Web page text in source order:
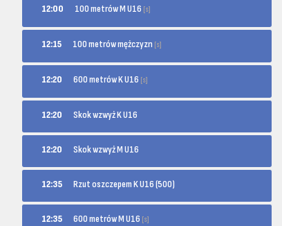
12:00 100 metrów M U16 [s]
12:15 100 metrów mężczyzn [s]
12:20 600 metrów K U16 [s]
12:20 Skok wzwyż K U16
12:20 Skok wzwyż M U16
12:35 Rzut oszczepem K U16 (500)
12:35 600 metrów M U16 [s]